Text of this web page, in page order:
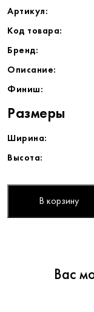
Артикул:
Код товара:
Бренд:
Описание:
Финиш:
Размеры
Ширина:
Высота:
В корзину
Вас